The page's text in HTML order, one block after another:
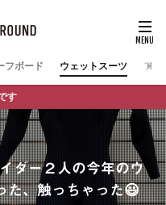
フボード ウェットスーツ ファ
ダー２人の今年のウ
た、触っちゃった😃